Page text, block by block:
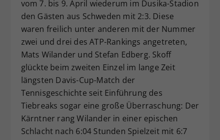
vom 7. bis 9. April wiederum im Dusika-Stadion
den Gästen aus Schweden mit 2:3. Diese
waren freilich unter anderen mit der Nummer
zwei und drei des ATP-Rankings angetreten,
Mats Wilander und Stefan Edberg. Skoff
glückte beim zweiten Einzel im lange Zeit
längsten Davis-Cup-Match der
Tennisgeschichte seit Einführung des
Tiebreaks sogar eine große Überraschung: Der
Kärntner rang Wilander in einer epischen
Schlacht nach 6:04 Stunden Spielzeit mit 6:7